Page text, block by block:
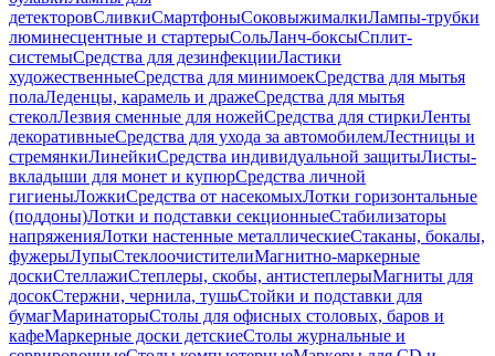
детекторовСливкиСмартфоныСоковыжималкиЛампы-трубки
люминесцентные и стартерыСольЛанч-боксыСплит-
системыСредства для дезинфекцииЛастики
художественныеСредства для минимоекСредства для мытья
полаЛеденцы, карамель и дражеСредства для мытья
стеколЛезвия сменные для ножейСредства для стиркиЛенты
декоративныеСредства для ухода за автомобилемЛестницы и
стремянкиЛинейкиСредства индивидуальной защитыЛисты-
вкладыши для монет и купюрСредства личной
гигиеныЛожкиСредства от насекомыхЛотки горизонтальные
(поддоны)Лотки и подставки секционныеСтабилизаторы
напряженияЛотки настенные металлическиеСтаканы, бокалы,
фужерыЛупыСтеклоочистителиМагнитно-маркерные
доскиСтеллажиСтеплеры, скобы, антистеплерыМагниты для
досокСтержни, чернила, тушьСтойки и подставки для
бумагМаринаторыСтолы для офисных столовых, баров и
кафеМаркерные доски детскиеСтолы журнальные и